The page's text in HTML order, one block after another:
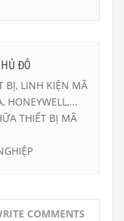
ĐÔ
BỊ, LINH KIỆN MÃ
HONEYWELL,...
THIẾT BỊ MÃ
COMMENTS